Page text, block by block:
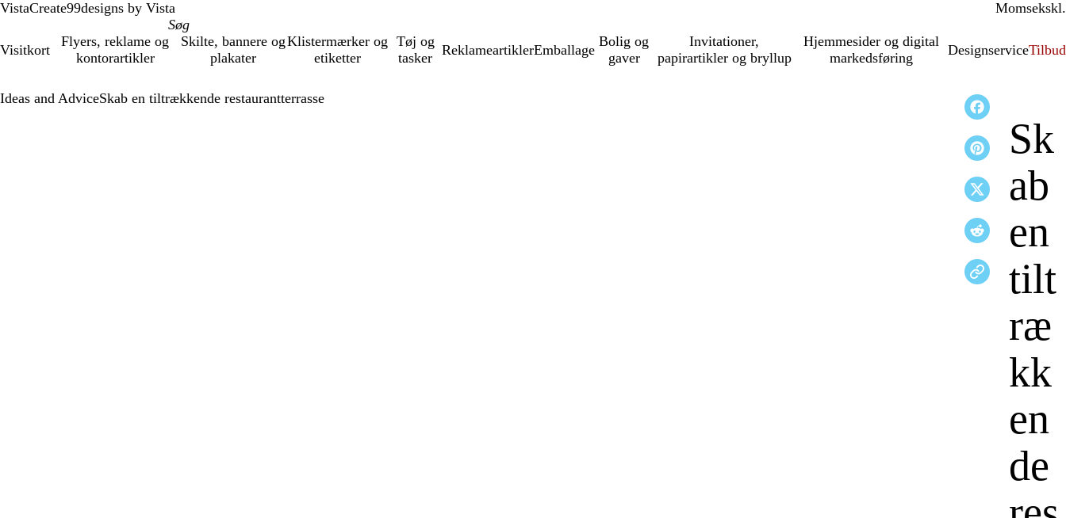
VistaCreate99designs by Vista Momsinkl.
ekskl.
Visitkort
Flyers, reklame og
kontorartikler
Skilte, bannere og
plakater
Klistermærker og
etiketter
Tøj og
tasker
ReklameartiklerEmballage
Bolig og
gaver
Invitationer,
papirartikler og bryllup
Hjemmesider og digital
markedsføring
DesignserviceTilbud
Ideas and AdviceSkab en tiltrækkende restaurantterrasse
Sk
ab
en
tilt
ræ
kk
en
de